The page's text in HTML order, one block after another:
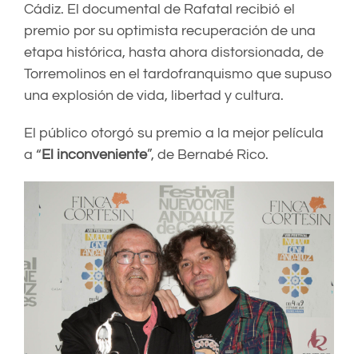
Cádiz. El documental de Rafatal recibió el
premio por su optimista recuperación de una
etapa histórica, hasta ahora distorsionada, de
Torremolinos en el tardofranquismo que supuso
una explosión de vida, libertad y cultura.
El público otorgó su premio a la mejor película
a “El inconveniente”, de Bernabé Rico.